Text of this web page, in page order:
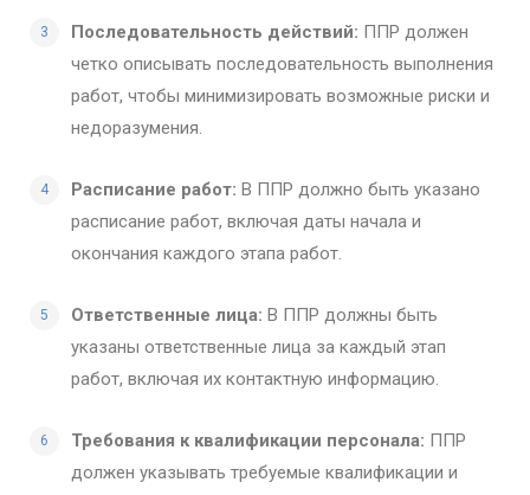
Последовательность действий: ППР должен
четко описывать последовательность выполнения
работ, чтобы минимизировать возможные риски и
недоразумения.
Расписание работ: В ППР должно быть указано
расписание работ, включая даты начала и
окончания каждого этапа работ.
Ответственные лица: В ППР должны быть
указаны ответственные лица за каждый этап
работ, включая их контактную информацию.
Требования к квалификации персонала: ППР
должен указывать требуемые квалификации и